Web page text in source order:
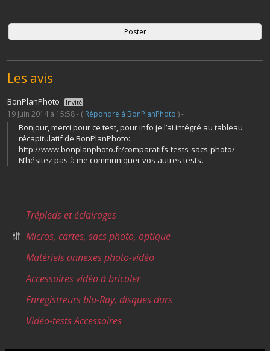
Les avis
BonPlanPhoto Invité
19 Juin 2014 à 15:58 - ( Répondre à BonPlanPhoto ) -
Bonjour, merci pour ce test, pour info je l’ai intégré au tableau
récapitulatif de BonPlanPhoto:
http://www.bonplanphoto.fr/comparatifs-tests-sacs-photo/
N’hésitez pas à me communiquer vos autres tests.
Trépieds et éclairages
Micros, cartes, sacs photo, optique
Matériels annexes photo-vidéo
Accessoires vidéo à bricoler
Enregistreurs blu-Ray, disques durs
Vidéo-tests Accessoires